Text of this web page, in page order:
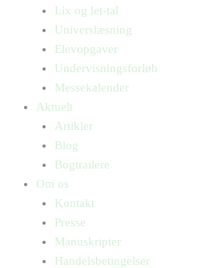
Lix og let-tal
Universlæsning
Elevopgaver
Undervisningsforløb
Messekalender
Aktuelt
Artikler
Blog
Bogtrailere
Om os
Kontakt
Presse
Manuskripter
Handelsbetingelser